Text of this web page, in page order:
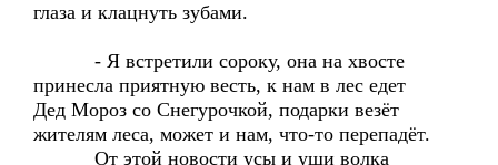
глаза и клацнуть зубами.
- Я встретили сороку, она на хвосте
принесла приятную весть, к нам в лес едет
Дед Мороз со Снегурочкой, подарки везёт
жителям леса, может и нам, что-то перепадёт.
От этой новости усы и уши волка